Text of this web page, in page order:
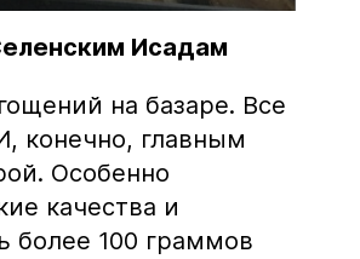
Исадам
на базаре. Все
конечно, главным
Особенно
качества и
более 100 граммов